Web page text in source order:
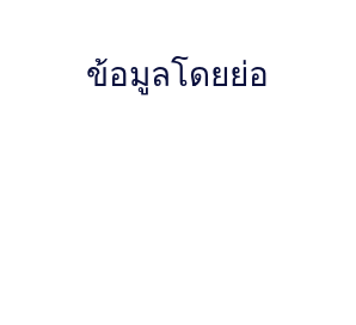
ข้อมูลโดยย่อ